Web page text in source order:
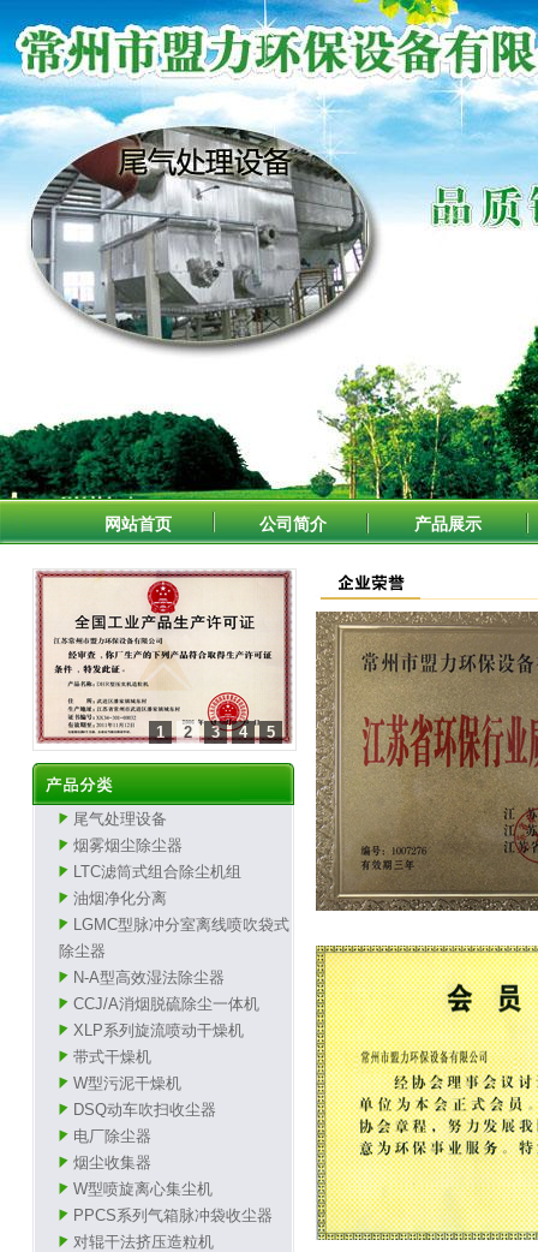
网站首页 公司简介 产品展示
5
4
3
2
1
尾气处理设备
烟雾烟尘除尘器
LTC滤筒式组合除尘机组
油烟净化分离
LGMC型脉冲分室离线喷吹袋式
除尘器
N-A型高效湿法除尘器
CCJ/A消烟脱硫除尘一体机
XLP系列旋流喷动干燥机
带式干燥机
W型污泥干燥机
DSQ动车吹扫收尘器
电厂除尘器
烟尘收集器
W型喷旋离心集尘机
PPCS系列气箱脉冲袋收尘器
对辊干法挤压造粒机